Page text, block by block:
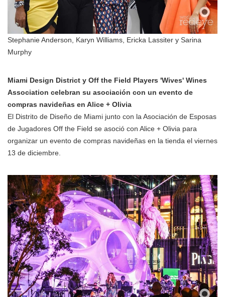
Stephanie Anderson, Karyn Williams, Ericka Lassiter y Sarina
Murphy
Miami Design District y Off the Field Players 'Wives' Wines
Association celebran su asociación con un evento de
compras navideñas en Alice + Olivia
El Distrito de Diseño de Miami junto con la Asociación de Esposas
de Jugadores Off the Field se asoció con Alice + Olivia para
organizar un evento de compras navideñas en la tienda el viernes
13 de diciembre.